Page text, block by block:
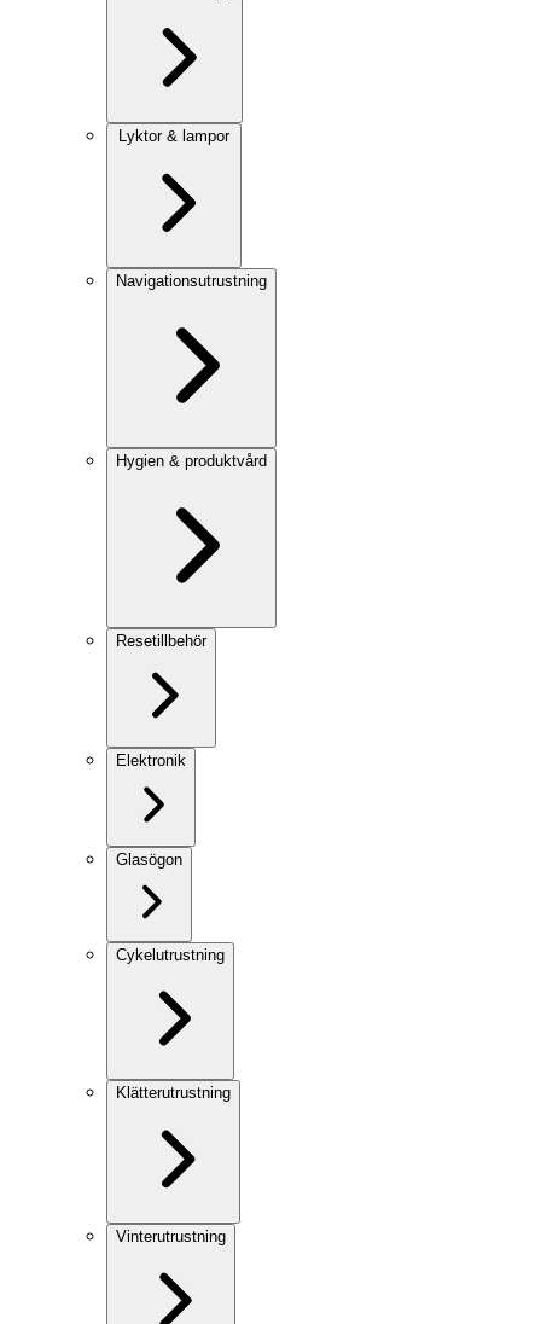
Lyktor & lampor
Navigationsutrustning
Hygien & produktvård
Resetillbehör
Elektronik
Glasögon
Cykelutrustning
Klätterutrustning
Vinterutrustning